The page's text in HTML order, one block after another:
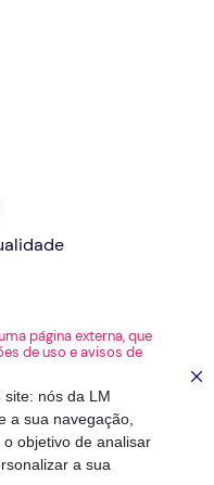
nós da LM
a sua navegação,
objetivo de analisar
a sua
página externa, que
de uso e avisos de